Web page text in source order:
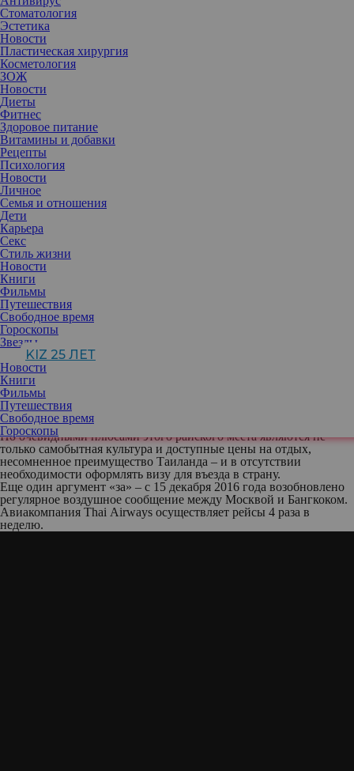
Стоматология
Эстетика
Новости
Пластическая хирургия
Косметология
ЗОЖ
Новости
Диеты
Фитнес
Здоровое питание
Витамины и добавки
Рецепты
Психология
Новости
Личное
Семья и отношения
Дети
Карьера
Секс
Стиль жизни
Новости
Книги
Фильмы
Путешествия
Свободное время
Гороскопы
Звезды
KIZ 25 ЛЕТ
Новости
Книги
Фильмы
Путешествия
Свободное время
Гороскопы
Самая загадочная и экзотичная страна для отдыха, так говорят
об этой стране путешественники. Солнце, золотой песок, теплое
море и гарантированно отличный сервис – это то, за что мы
любим и ценим Таиланд. Туристам доступна масса развлечений:
от посещения буддистских храмов до откровенных шоу. Разве
это не сказка?
Но очевидными плюсами этого райского места являются не
только самобытная культура и доступные цены на отдых,
несомненное преимущество Таиланда – и в отсутствии
необходимости оформлять визу для въезда в страну.
Еще один аргумент «за» – с 15 декабря 2016 года возобновлено
регулярное воздушное сообщение между Москвой и Бангкоком.
Авиакомпания Thai Airways осуществляет рейсы 4 раза в
неделю.